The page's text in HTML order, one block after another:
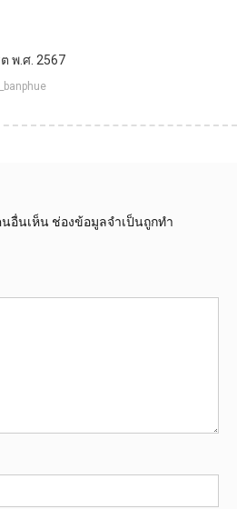
พ.ศ. 2567
อื่นเห็น ช่องข้อมูลจำเป็นถูกทำ